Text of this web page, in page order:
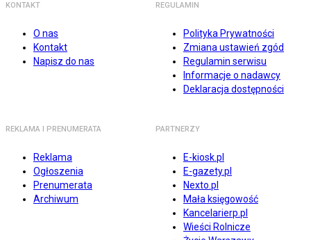
KONTAKT
O nas
Kontakt
Napisz do nas
REGULAMIN
Polityka Prywatności
Zmiana ustawień zgód
Regulamin serwisu
Informacje o nadawcy
Deklaracja dostępności
REKLAMA I PRENUMERATA
Reklama
Ogłoszenia
Prenumerata
Archiwum
PARTNERZY
E-kiosk.pl
E-gazety.pl
Nexto.pl
Mała księgowość
Kancelarierp.pl
Wieści Rolnicze